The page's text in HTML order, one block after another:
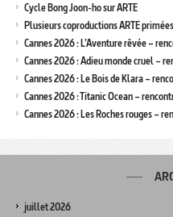
Cycle Bong Joon-ho sur ARTE
Plusieurs coproductions ARTE
Cannes 2026 : L’Aventure rêvée –
Cannes 2026 : Adieu monde cruel –
Cannes 2026 : Le Bois de Klara –
Cannes 2026 : Titanic Ocean –
Cannes 2026 : Les Roches rouges –
juillet 2026